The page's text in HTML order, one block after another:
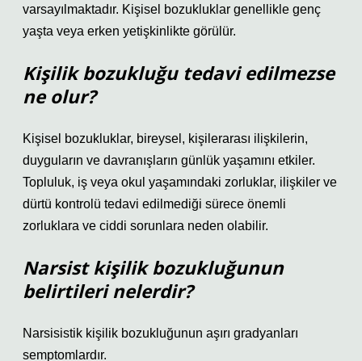
varsayılmaktadır. Kişisel bozukluklar genellikle genç
yaşta veya erken yetişkinlikte görülür.
Kişilik bozukluğu tedavi edilmezse
ne olur?
Kişisel bozukluklar, bireysel, kişilerarası ilişkilerin,
duyguların ve davranışların günlük yaşamını etkiler.
Topluluk, iş veya okul yaşamındaki zorluklar, ilişkiler ve
dürtü kontrolü tedavi edilmediği sürece önemli
zorluklara ve ciddi sorunlara neden olabilir.
Narsist kişilik bozukluğunun
belirtileri nelerdir?
Narsisistik kişilik bozukluğunun aşırı gradyanları
semptomlardır.